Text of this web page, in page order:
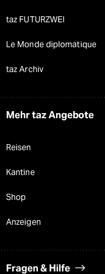
taz FUTURZWEI
Le Monde diplomatique
taz Archiv
Mehr taz Angebote
Reisen
Kantine
Shop
Anzeigen
Fragen & Hilfe